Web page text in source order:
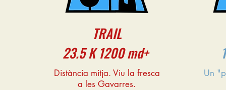
TRAIL
23.5 K 1200 md+
Distància mitja. Viu la fresca
a les Gavarres.
Un